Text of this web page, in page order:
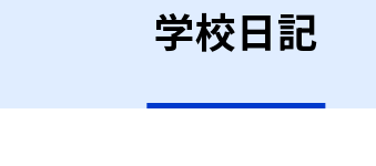
学校日記